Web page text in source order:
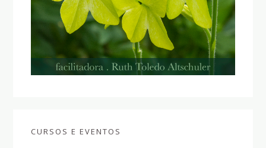
CURSOS E EVENTOS